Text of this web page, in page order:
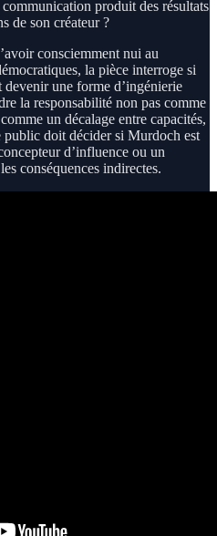
produit des résultats
de son créateur ?
consciemment nui au
la pièce interroge si
une forme d’ingénierie
la responsabilité non pas comme
un décalage entre capacités,
doit décider si Murdoch est
d’influence ou un
conséquences indirectes.